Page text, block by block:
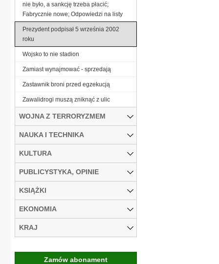
nie było, a sankcję trzeba płacić;
Fabrycznie nowe; Odpowiedzi na listy
Prezydent podpisał 5 września 2002
roku
Wojsko to nie stadion
Zamiast wynajmować - sprzedają
Zastawnik broni przed egzekucją
Zawalidrogi muszą zniknąć z ulic
WOJNA Z TERRORYZMEM
NAUKA I TECHNIKA
KULTURA
PUBLICYSTYKA, OPINIE
KSIĄŻKI
EKONOMIA
KRAJ
Zamów abonament